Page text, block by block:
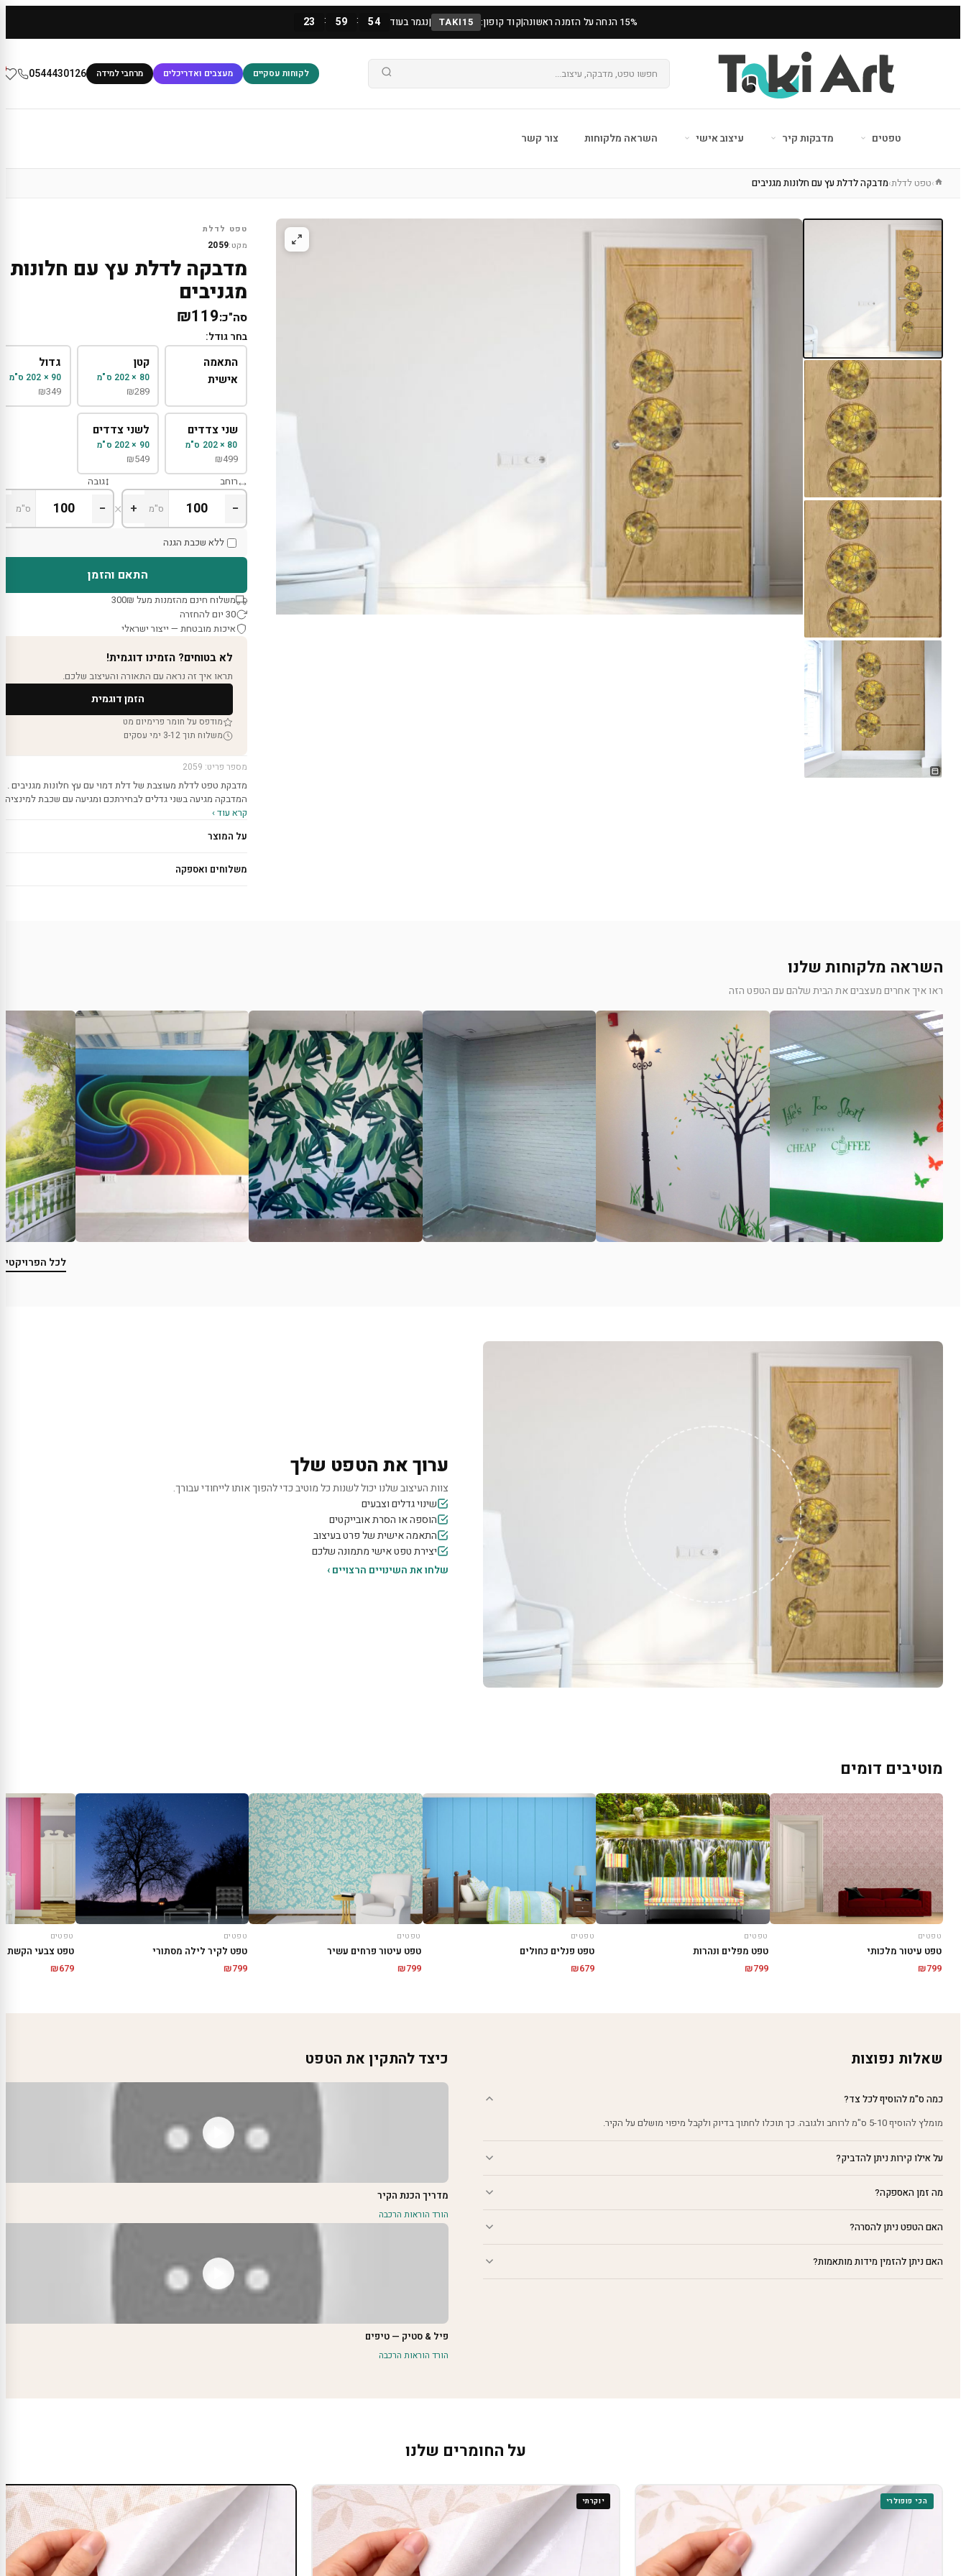
15% הנחה על הזמנה ראשונה |קוד קופון: TAKI15
|נגמר בעוד 23 : 59 : 52
לקוחות עסקיים מעצבים ואדריכלים מרחבי למידה 0544430126
טפטים מדבקות קיר עיצוב אישי השראה מלקוחות צור קשר
›טפט לדלת›מדבקה לדלת עץ עם חלונות מגניבים
טפט לדלת
מקט:2059
מדבקה לדלת עץ עם חלונות
מגניבים
סה"כ:₪119
בחר גודל:
התאמה
אישית
קטן
80 × 202 ס"מ
₪289
גדול
90 × 202 ס"מ
₪349
שני צדדים
80 × 202 ס"מ
₪499
לשני צדדים
90 × 202 ס"מ
₪549
רוחב
− ס"מ +
×
גובה
− ס"מ
ללא שכבת הגנה
התאם והזמן
משלוח חינם מהזמנות מעל 300₪
30 יום להחזרה
איכות מובטחת — ייצור ישראלי
לא בטוחים? הזמינו דוגמית!
תראו איך זה נראה עם התאורה והעיצוב שלכם.
הזמן דוגמית
מודפס על חומר פרימיום מט
משלוח תוך 3-12 ימי עסקים
מספר פריט: 2059
מדבקת טפט לדלת מעוצבת של דלת דמוי עם עץ חלונות מגניבים .
המדבקה מגיעה בשני גדלים לבחירתכם ומגיעה עם שכבת
קרא עוד ›
על המוצר
משלוחים ואספקה
השראה מלקוחות שלנו
ראו איך אחרים מעצבים את הבית שלהם עם הטפט הזה
לכל
ערוך את הטפט שלך
צוות העיצוב שלנו יכול לשנות כל מוטיב כדי להפוך אותו לייחודי עבורך.
שינוי גדלים וצבעים
הוספה או הסרת אובייקטים
התאמה אישית של פרט בעיצוב
יצירת טפט אישי מתמונה שלכם
שלחו את השינויים הרצויים ›
מוטיבים דומים
טפטים
טפט עיטור מלכותי
₪799
טפטים
טפט מפלים ונהרות
₪799
טפטים
טפט פנלים כחולים
₪679
טפטים
טפט עיטור פרחים עשיר
₪799
טפטים
טפט לקיר לילה מסתורי
₪799
טפטים
טפט צבעי הקשת
₪679
שאלות נפוצות
כמה ס"מ להוסיף לכל צד?
מומלץ להוסיף 5-10 ס"מ לרוחב ולגובה. כך תוכלו לחתוך בדיוק ולקבל מיפוי מושלם על הקיר.
על אילו קירות ניתן להדביק?
מה זמן האספקה?
האם הטפט ניתן להסרה?
האם ניתן להזמין מידות מותאמות?
כיצד להתקין את הטפט
מדריך הכנת הקיר
הורד הוראות הרכבה
פיל & סטיק — טיפים
הורד הוראות הרכבה
על החומרים שלנו
הכי פופולרי יוקרתי